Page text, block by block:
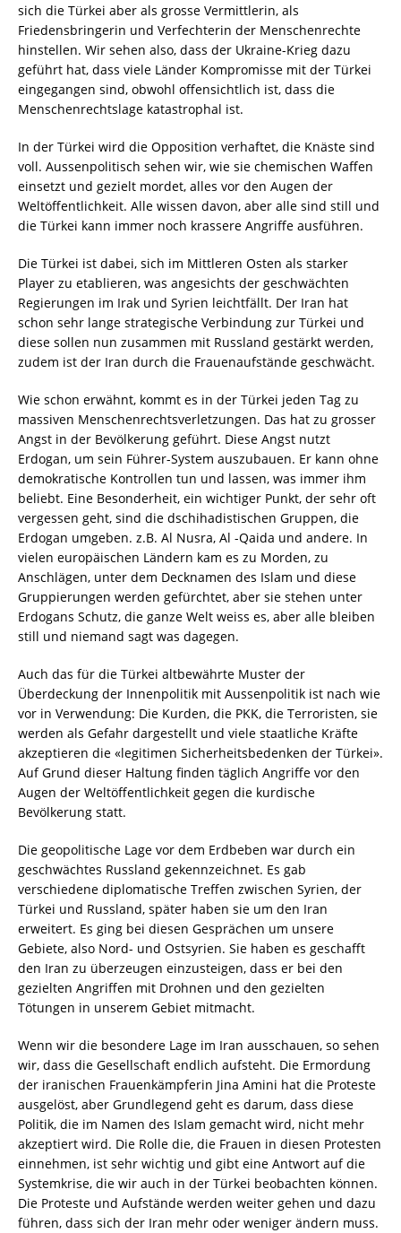
sich die Türkei aber als grosse Vermittlerin, als
Friedensbringerin und Verfechterin der Menschenrechte
hinstellen. Wir sehen also, dass der Ukraine-Krieg dazu
geführt hat, dass viele Länder Kompromisse mit der Türkei
eingegangen sind, obwohl offensichtlich ist, dass die
Menschenrechtslage katastrophal ist.
In der Türkei wird die Opposition verhaftet, die Knäste sind
voll. Aussenpolitisch sehen wir, wie sie chemischen Waffen
einsetzt und gezielt mordet, alles vor den Augen der
Weltöffentlichkeit. Alle wissen davon, aber alle sind still und
die Türkei kann immer noch krassere Angriffe ausführen.
Die Türkei ist dabei, sich im Mittleren Osten als starker
Player zu etablieren, was angesichts der geschwächten
Regierungen im Irak und Syrien leichtfällt. Der Iran hat
schon sehr lange strategische Verbindung zur Türkei und
diese sollen nun zusammen mit Russland gestärkt werden,
zudem ist der Iran durch die Frauenaufstände geschwächt.
Wie schon erwähnt, kommt es in der Türkei jeden Tag zu
massiven Menschenrechtsverletzungen. Das hat zu grosser
Angst in der Bevölkerung geführt. Diese Angst nutzt
Erdogan, um sein Führer-System auszubauen. Er kann ohne
demokratische Kontrollen tun und lassen, was immer ihm
beliebt. Eine Besonderheit, ein wichtiger Punkt, der sehr oft
vergessen geht, sind die dschihadistischen Gruppen, die
Erdogan umgeben. z.B. Al Nusra, Al -Qaida und andere. In
vielen europäischen Ländern kam es zu Morden, zu
Anschlägen, unter dem Decknamen des Islam und diese
Gruppierungen werden gefürchtet, aber sie stehen unter
Erdogans Schutz, die ganze Welt weiss es, aber alle bleiben
still und niemand sagt was dagegen.
Auch das für die Türkei altbewährte Muster der
Überdeckung der Innenpolitik mit Aussenpolitik ist nach wie
vor in Verwendung: Die Kurden, die PKK, die Terroristen, sie
werden als Gefahr dargestellt und viele staatliche Kräfte
akzeptieren die «legitimen Sicherheitsbedenken der Türkei».
Auf Grund dieser Haltung finden täglich Angriffe vor den
Augen der Weltöffentlichkeit gegen die kurdische
Bevölkerung statt.
Die geopolitische Lage vor dem Erdbeben war durch ein
geschwächtes Russland gekennzeichnet. Es gab
verschiedene diplomatische Treffen zwischen Syrien, der
Türkei und Russland, später haben sie um den Iran
erweitert. Es ging bei diesen Gesprächen um unsere
Gebiete, also Nord- und Ostsyrien. Sie haben es geschafft
den Iran zu überzeugen einzusteigen, dass er bei den
gezielten Angriffen mit Drohnen und den gezielten
Tötungen in unserem Gebiet mitmacht.
Wenn wir die besondere Lage im Iran ausschauen, so sehen
wir, dass die Gesellschaft endlich aufsteht. Die Ermordung
der iranischen Frauenkämpferin Jina Amini hat die Proteste
ausgelöst, aber Grundlegend geht es darum, dass diese
Politik, die im Namen des Islam gemacht wird, nicht mehr
akzeptiert wird. Die Rolle die, die Frauen in diesen Protesten
einnehmen, ist sehr wichtig und gibt eine Antwort auf die
Systemkrise, die wir auch in der Türkei beobachten können.
Die Proteste und Aufstände werden weiter gehen und dazu
führen, dass sich der Iran mehr oder weniger ändern muss.